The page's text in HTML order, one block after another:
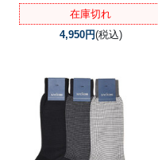
在庫切れ
4,950円(税込)